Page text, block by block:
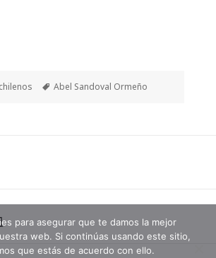
Etiquetas
Abel Sandoval Ormeño
para asegurar que te damos la mejor
web. Si continúas usando este sitio,
que estás de acuerdo con ello.